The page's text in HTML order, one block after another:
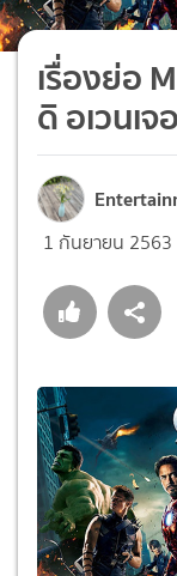
เรื่องย่อ
ดิ อเวนเจ
1 กันยายน 2563